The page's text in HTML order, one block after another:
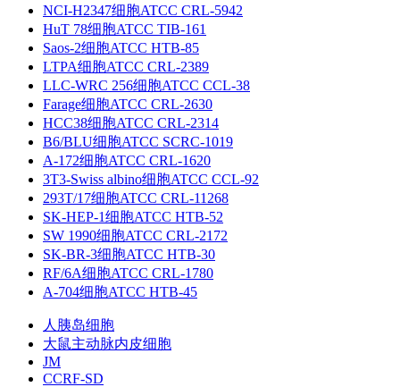
NCI-H2347细胞ATCC CRL-5942
HuT 78细胞ATCC TIB-161
Saos-2细胞ATCC HTB-85
LTPA细胞ATCC CRL-2389
LLC-WRC 256细胞ATCC CCL-38
Farage细胞ATCC CRL-2630
HCC38细胞ATCC CRL-2314
B6/BLU细胞ATCC SCRC-1019
A-172细胞ATCC CRL-1620
3T3-Swiss albino细胞ATCC CCL-92
293T/17细胞ATCC CRL-11268
SK-HEP-1细胞ATCC HTB-52
SW 1990细胞ATCC CRL-2172
SK-BR-3细胞ATCC HTB-30
RF/6A细胞ATCC CRL-1780
A-704细胞ATCC HTB-45
人胰岛细胞
大鼠主动脉内皮细胞
JM
CCRF-SD